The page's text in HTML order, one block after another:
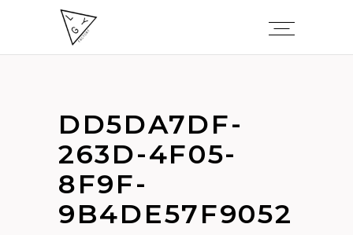
DD5DA7DF-
263D-4F05-
8F9F-
9B4DE57F9052